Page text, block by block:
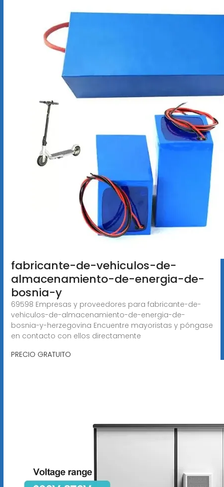
fabricante-de-vehiculos-de-
almacenamiento-de-energia-de-
bosnia-y
69598 Empresas y proveedores para fabricante-de-
vehiculos-de-almacenamiento-de-energia-de-
bosnia-y-herzegovina Encuentre mayoristas y póngase
en contacto con ellos directamente
PRECIO GRATUITO